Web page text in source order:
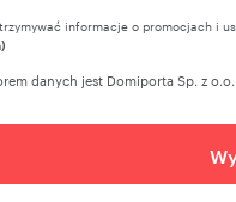
informacje o promocjach i
danych jest Domiporta Sp. z o.o.